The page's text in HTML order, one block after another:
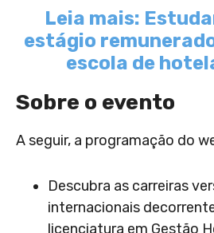
Leia mais:
estágio
escola de
Sobre o evento
A seguir, a programação do
Descubra as carreiras
internacionais
licenciatura em Gestão